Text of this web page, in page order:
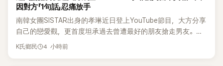
因對方「1句話」忍痛放手
南韓女團SISTAR出身的孝琳近日登上YouTube節目，大方分享
自己的戀愛觀，更首度坦承過去曾遭最好的朋友搶走男友。她
表示，當時選擇瀟灑放手，但如果同樣的事情現在再發生，「我
K氏鄉民 4 小時前